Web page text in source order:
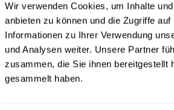
Wir verwenden Cookies, um Inhalte
anbieten zu können und die Zugriffe
Informationen zu Ihrer Verwendung
und Analysen weiter. Unsere Partner
zusammen, die Sie ihnen bereitgestellt
gesammelt haben.